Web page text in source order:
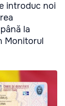
introduc noi
la
Monitorul